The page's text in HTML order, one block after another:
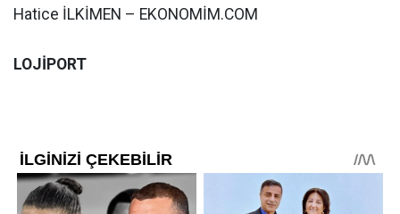
Hatice İLKİMEN – EKONOMİM.COM
LOJİPORT